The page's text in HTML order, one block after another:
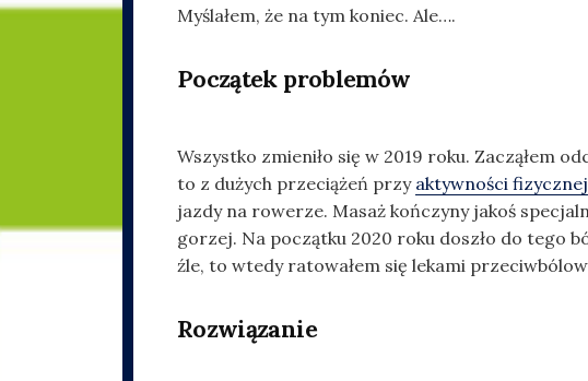
Myślałem, że na tym koniec. Ale….
Początek problemów
Wszystko zmieniło się w 2019 roku. Zacząłem
to z dużych przeciążeń przy aktywności fizycznej
jazdy na rowerze. Masaż kończyny jakoś
gorzej. Na początku 2020 roku doszło do tego
źle, to wtedy ratowałem się lekami
Rozwiązanie